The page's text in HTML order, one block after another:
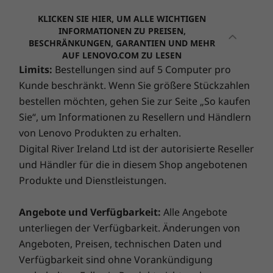
Alles, was Sie brauchen, um kreativ und
produktiv zu sein
Visuell hält der ThinkCentre Neo 30a, was er
verspricht. Das 27-Zoll-FHD fast rahmenlose
Display punktet mit einer ausgezeichneten
Klarheit, bemerkenswerten Farben und einer
tollen Helligkeit. Außerdem bietet er ein
Die technischen Daten können je nach Region / Modell variieren.
DESIGN
Bildschirm
27-Zoll-FHD (1920 x 1080) breiter Betrachtungswinkel
(geringe Blickwinkelabhängigkeit), LED-Beleuchtung,
entspiegelt, 250 Nits, 72 % NTSC, 92 % Display-
Gehäuse-Verhältnis, 60 Hz Bildwiederholrate
Mit Ständer: 61,31 cm x 47,415 cm x 20,752 cm / 24,14
Zoll x 18,67 Zoll x 8,17 Zoll
Gewicht
Optisches Laufwerk (optional)
Überraschungen! Schluss mit unvorhergesehenen
Reparaturkosten. Zahlen Sie einmalig einen Betrag im
Voraus und profitieren Sie so von Einsparungen von
28 % bis 80 %. Unsere Technikexperten, ausgestattet
mit Lenovos hochmodernen Diagnoseprogrammen,
decken versteckte Schäden auf und beugen so bösen
Überraschungen vor!
Smart Performance
Lenovo Smart Performance verbessert Ihre
mehr Leistung für einen reibungslosen Betrieb und
rasend schnelle Ladezeiten. Profitieren Sie von einer
schnelleren und zuverlässigeren Internetverbindung
und verbesserter Konnektivität. Schützen Sie Ihre IT-
Investitionen, indem Sie Adware, Malware und andere
KLICKEN SIE HIER, UM ALLE WICHTIGEN
INFORMATIONEN ZU PREISEN,
BESCHRÄNKUNGEN, GARANTIEN UND MEHR
AUF LENOVO.COM ZU LESEN
Limits: Bestellungen sind auf 5 Computer pro
Kunde beschränkt. Wenn Sie größere Stückzahlen
bestellen möchten, gehen Sie zur Seite „So kaufen
Sie“, um Informationen zu Resellern und Händlern
von Lenovo Produkten zu erhalten.
Digital River Ireland Ltd ist der autorisierte Reseller
und Händler für die in diesem Shop angebotenen
Produkte und Dienstleistungen.
Angebote und Verfügbarkeit: Alle Angebote
unterliegen der Verfügbarkeit. Änderungen von
Angeboten, Preisen, technischen Daten und
Verfügbarkeit sind ohne Vorankündigung